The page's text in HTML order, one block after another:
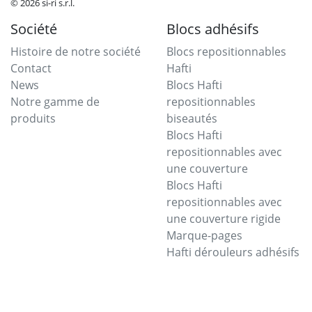
© 2026 si-ri s.r.l.
Société
Histoire de notre société
Contact
News
Notre gamme de
produits
Blocs adhésifs
Blocs repositionnables
Hafti
Blocs Hafti
repositionnables
biseautés
Blocs Hafti
repositionnables avec
une couverture
Blocs Hafti
repositionnables avec
une couverture rigide
Marque-pages
Hafti dérouleurs adhésifs